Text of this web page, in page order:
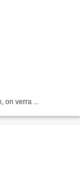
on verra ...